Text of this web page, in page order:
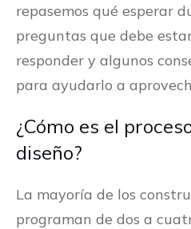
repasemos qué esperar
preguntas que debe
responder y algunos
para ayudarlo a
¿Cómo es el
diseño?
La mayoría de los
programan de dos a